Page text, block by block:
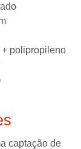
polipropileno
captação de